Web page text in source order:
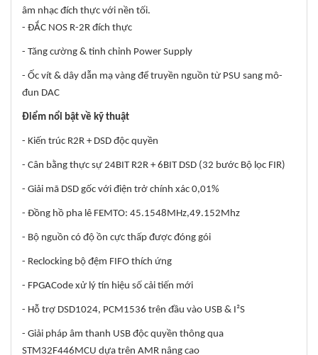
âm nhạc đích thực với nền tối.
- ĐẮC NOS R-2R đích thực
- Tăng cường & tinh chỉnh Power Supply
- Ốc vít & dây dẫn mạ vàng để truyền nguồn từ PSU sang mô-
đun DAC
Điểm nổi bật về kỹ thuật
- Kiến trúc R2R + DSD độc quyền
- Cân bằng thực sự 24BIT R2R + 6BIT DSD (32 bước Bộ lọc FIR)
- Giải mã DSD gốc với điện trở chính xác 0,01%
- Đồng hồ pha lê FEMTO: 45.1548MHz,49.152Mhz
- Bộ nguồn có độ ồn cực thấp được đóng gói
- Reclocking bộ đệm FIFO thích ứng
- FPGACode xử lý tín hiệu số cải tiến mới
- Hỗ trợ DSD1024, PCM1536 trên đầu vào USB & I²S
- Giải pháp âm thanh USB độc quyền thông qua
STM32F446MCU dựa trên AMR nâng cao